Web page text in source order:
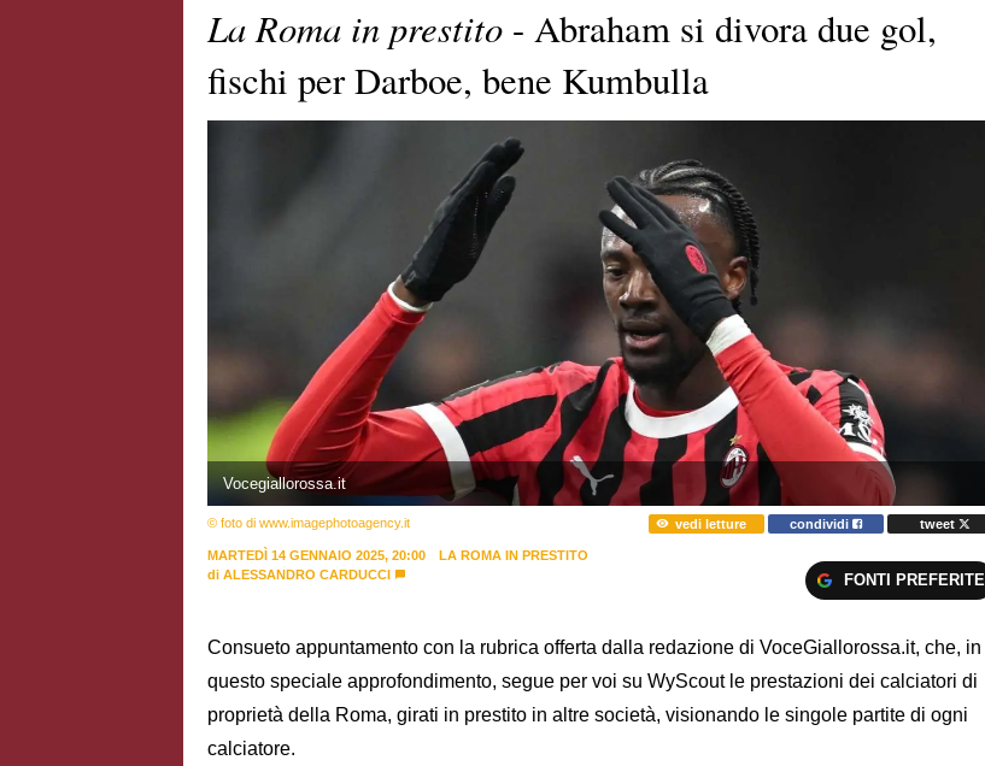
La Roma in prestito - Abraham si divora due gol,
fischi per Darboe, bene Kumbulla
Vocegiallorossa.it
© foto di www.imagephotoagency.it vedi letture condividi tweet
MARTEDÌ 14 GENNAIO 2025, 20:00
LA ROMA IN PRESTITO
di ALESSANDRO CARDUCCI FONTI PREFERITE
Consueto appuntamento con la rubrica offerta dalla redazione di VoceGiallorossa.it, che, in
questo speciale approfondimento, segue per voi su WyScout le prestazioni dei calciatori di
proprietà della Roma, girati in prestito in altre società, visionando le singole partite di ogni
calciatore.